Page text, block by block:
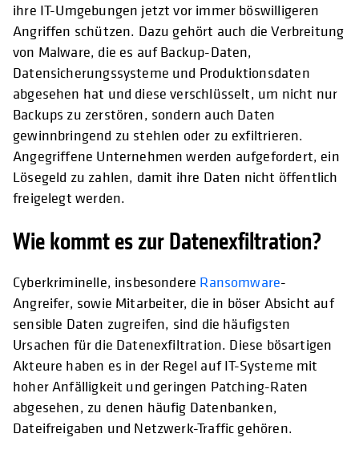
ihre IT-Umgebungen jetzt vor immer böswilligeren
Angriffen schützen. Dazu gehört auch die Verbreitung
von Malware, die es auf Backup-Daten,
Datensicherungssysteme und Produktionsdaten
abgesehen hat und diese verschlüsselt, um nicht nur
Backups zu zerstören, sondern auch Daten
gewinnbringend zu stehlen oder zu exfiltrieren.
Angegriffene Unternehmen werden aufgefordert, ein
Lösegeld zu zahlen, damit ihre Daten nicht öffentlich
freigelegt werden.
Wie kommt es zur Datenexfiltration?
Cyberkriminelle, insbesondere Ransomware-
Angreifer, sowie Mitarbeiter, die in böser Absicht auf
sensible Daten zugreifen, sind die häufigsten
Ursachen für die Datenexfiltration. Diese bösartigen
Akteure haben es in der Regel auf IT-Systeme mit
hoher Anfälligkeit und geringen Patching-Raten
abgesehen, zu denen häufig Datenbanken,
Dateifreigaben und Netzwerk-Traffic gehören.